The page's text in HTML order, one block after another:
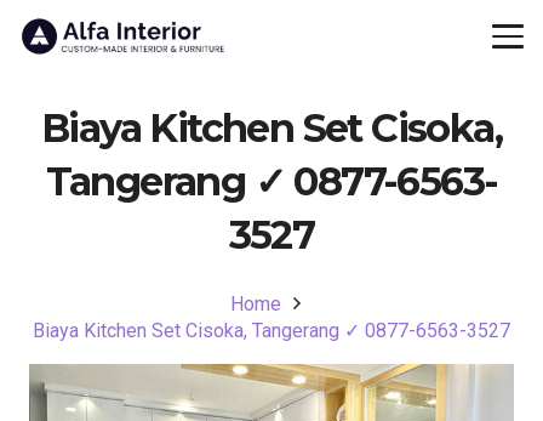
Biaya Kitchen Set Cisoka,
Tangerang ✓ 0877-6563-
3527
Home
Biaya Kitchen Set Cisoka, Tangerang ✓ 0877-6563-3527